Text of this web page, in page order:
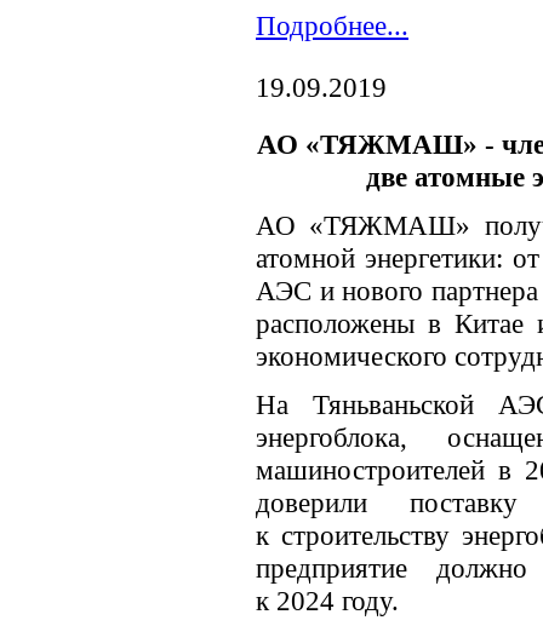
Подробнее...
19.09.2019
АО «ТЯЖМАШ» -
две атомные
АО «ТЯЖМАШ»
атомной энергетики:
АЭС и нового
расположены в Китае
экономического
На Тяньваньской
энергоблока,
машиностроителей в
доверили
к строительству
предприятие
к 2024 году.